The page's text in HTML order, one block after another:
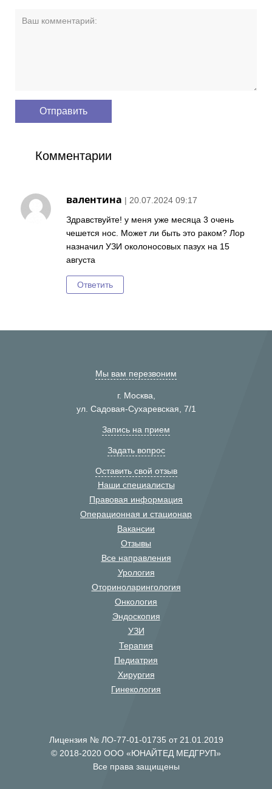
Комментарии
валентина | 20.07.2024 09:17
Здравствуйте! у меня уже месяца 3 очень
чешется нос. Может ли быть это раком? Лор
назначил УЗИ околоносовых пазух на 15
августа
Ответить
Мы вам перезвоним
г. Москва,
ул. Садовая-Сухаревская, 7/1
Запись на прием
Задать вопрос
Оставить свой отзыв
Наши специалисты
Правовая информация
Операционная и стационар
Вакансии
Отзывы
Все направления
Урология
Оториноларингология
Онкология
Эндоскопия
УЗИ
Терапия
Педиатрия
Хирургия
Гинекология
Лицензия № ЛО-77-01-01735 от 21.01.2019
© 2018-2020 ООО «ЮНАЙТЕД МЕДГРУП»
Все права защищены